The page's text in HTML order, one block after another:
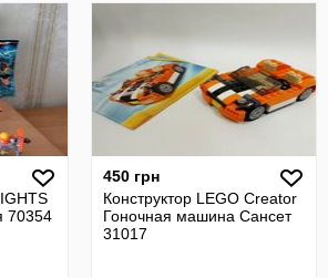
70354
450 грн
Конструктор LEGO Creator
Гоночная машина Сансет
31017